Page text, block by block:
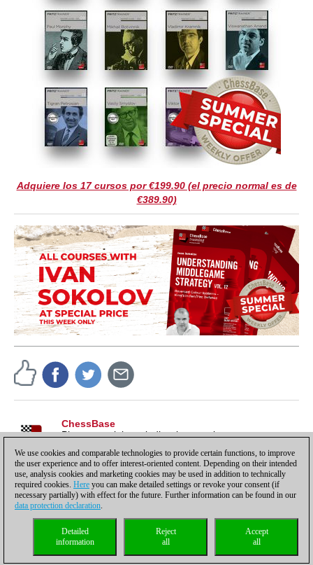
Adquiere los 17 cursos por €199.90 (el precio normal es de
€389.90)
ChessBase
Pistas, tutoriales e indicaciones sobre nuestros
Política de privacidad |Para contactar Cookies Management
Licencias
Compliance Hotline
coldest news
We use cookies and comparable technologies to provide certain functions, to improve
the user experience and to offer interest-oriented content. Depending on their intended
use, analysis cookies and marketing cookies may be used in addition to technically
required cookies. Here you can make detailed settings or revoke your consent (if
necessary partially) with effect for the future. Further information can be found in our
data protection declaration.
Accept
all
Reject
all
Detailed
information